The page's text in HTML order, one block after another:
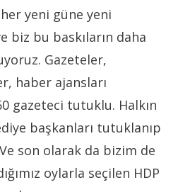
yeni güne yeni
biz bu baskıların daha
Gazeteler,
haber ajansları
gazeteci tutuklu. Halkın
başkanları tutuklanıp
son olarak da bizim de
oylarla seçilen HDP